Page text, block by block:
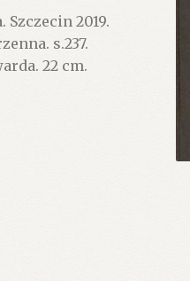
2019.
s.237.
22 cm.